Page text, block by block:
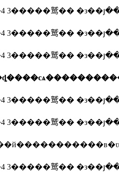
鹫��
鹫��
鹫��
鹫��
鹫��
鹫��